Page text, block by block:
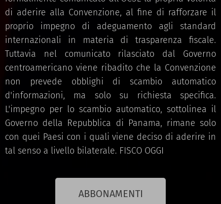
di aderire alla Convenzione, al fine di rafforzare il
proprio impegno di adeguamento agli standard
internazionali in materia di trasparenza fiscale.
Tuttavia nel comunicato rilasciato dal Governo
centroamericano viene ribadito che la Convenzione
non prevede obblighi di scambio automatico
d'informazioni, ma solo su richiesta specifica.
L'impegno per lo scambio automatico, sottolinea il
Governo della Repubblica di Panama, rimane solo
con quei Paesi con i quali viene deciso di aderire in
tal senso a livello bilaterale. FISCO OGGI
ABBONAMENTI